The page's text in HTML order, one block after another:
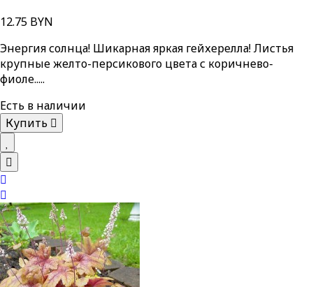
12.75 BYN
Энергия солнца! Шикарная яркая гейхерелла! Листья
крупные желто-персикового цвета с коричнево-
фиоле.....
Есть в наличии
Купить